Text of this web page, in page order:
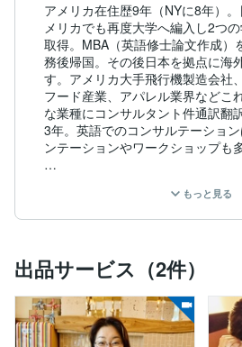
アメリカ在住歴9年（NYに8年）
メリカでも再度大学へ編入し2つ
取得。MBA（英語修士論文作成）
務後帰国。その後日本を拠点に海
す。アメリカ大手飛行機製造会社
フード産業、アパレル業界などこ
な業種にコンサルタント件通訳翻
3年。英語でのコンサルテーショ
ンテーションやワークショップも
国（北欧や東欧諸国含）、ロシア
ド、スリランカ、タイ、マレーシ
本来はその国の母語で会話をする
が、英語が母語でない国でも英語
ました。世界の人々は英語を話し
たり前の時代です。
もっと見る
出品サービス（2件）